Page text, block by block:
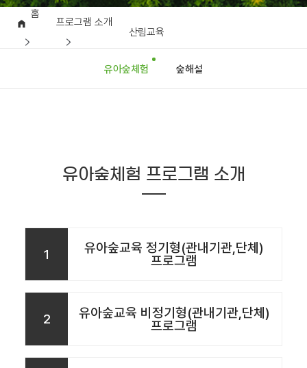
홈
프로그램 소개
산림교육
유아숲체험 숲해설
유아숲체험 프로그램 소개
1
유아숲교육 정기형(관내기관,단체)
프로그램
2
유아숲교육 비정기형(관내기관,단체)
프로그램